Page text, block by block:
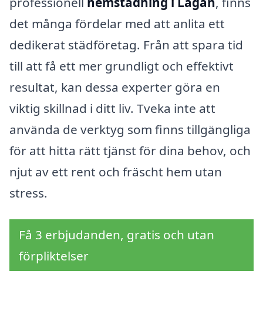
det många fördelar med att anlita ett
dedikerat städföretag. Från att spara tid
till att få ett mer grundligt och effektivt
resultat, kan dessa experter göra en
viktig skillnad i ditt liv. Tveka inte att
använda de verktyg som finns tillgängliga
för att hitta rätt tjänst för dina behov, och
njut av ett rent och fräscht hem utan
stress.
Få 3 erbjudanden, gratis och utan
förpliktelser